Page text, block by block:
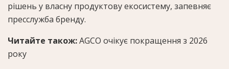
рішень у власну продуктову екосистему, запевняє
пресслужба бренду.
Читайте також:AGCO очікує покращення з 2026
року